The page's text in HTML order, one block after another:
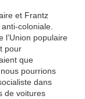
et Frantz
coloniale.
l’Union populaire
pour
que
pourrions
dans
de voitures